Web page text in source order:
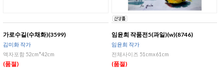
가로수길(수채화)(3599)
김미화 작가
액자포함 52cm*42cm
(품절)
임윤희 작품전5(과일)(w)(8746)
임윤희 작가
전체사이즈 51cmx61cm
(품절)